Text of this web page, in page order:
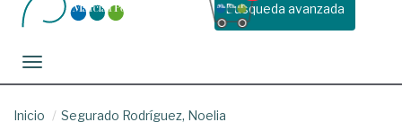
Busqueda avanzada
Toggle navigation
Inicio Segurado Rodríguez, Noelia